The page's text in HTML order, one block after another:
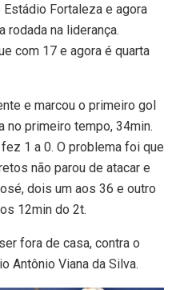
Estádio Fortaleza e agora
rodada na liderança.
com 17 e agora é quarta
e marcou o primeiro gol
no primeiro tempo, 34min.
1 a 0. O problema foi que
não parou de atacar e
dois um aos 36 e outro
12min do 2t.
fora de casa, contra o
Antônio Viana da Silva.